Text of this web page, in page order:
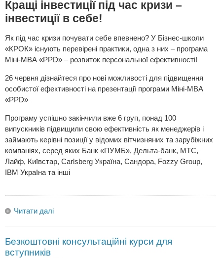
Кращі інвестиції під час кризи –
інвестиції в себе!
Як під час кризи почувати себе впевнено? У Бізнес-школи
«КРОК» існують перевірені практики, одна з них – програма
Міні-МВА «PPD» – розвиток персональної ефективності!
26 червня дізнайтеся про нові можливості для підвищення
особистої ефективності на презентації програми Міні-МВА
«PPD»
Програму успішно закінчили вже 6 груп, понад 100
випускників підвищили свою ефективність як менеджерів і
займають керівні позиції у відомих вітчизняних та зарубіжних
компаніях, серед яких Банк «ПУМБ», Дельта-банк, МТС,
Лайф, Київстар, Carlsberg Україна, Сандора, Fozzy Group,
IBM Україна та інші
Читати далі
Безкоштовні консультаційні курси для
вступників